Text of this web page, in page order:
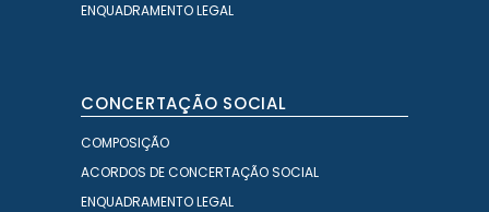
ENQUADRAMENTO LEGAL
CONCERTAÇÃO SOCIAL
COMPOSIÇÃO
ACORDOS DE CONCERTAÇÃO SOCIAL
ENQUADRAMENTO LEGAL